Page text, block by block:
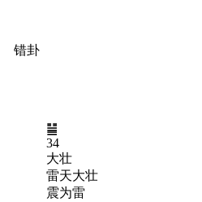
错卦
䷡
34
大壮
雷天大壮
震为雷